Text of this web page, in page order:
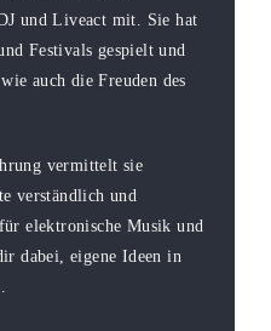
und Liveact mit. Sie hat
Festivals gespielt und
auch die Freuden des
vermittelt sie
verständlich und
elektronische Musik und
dabei, eigene Ideen in